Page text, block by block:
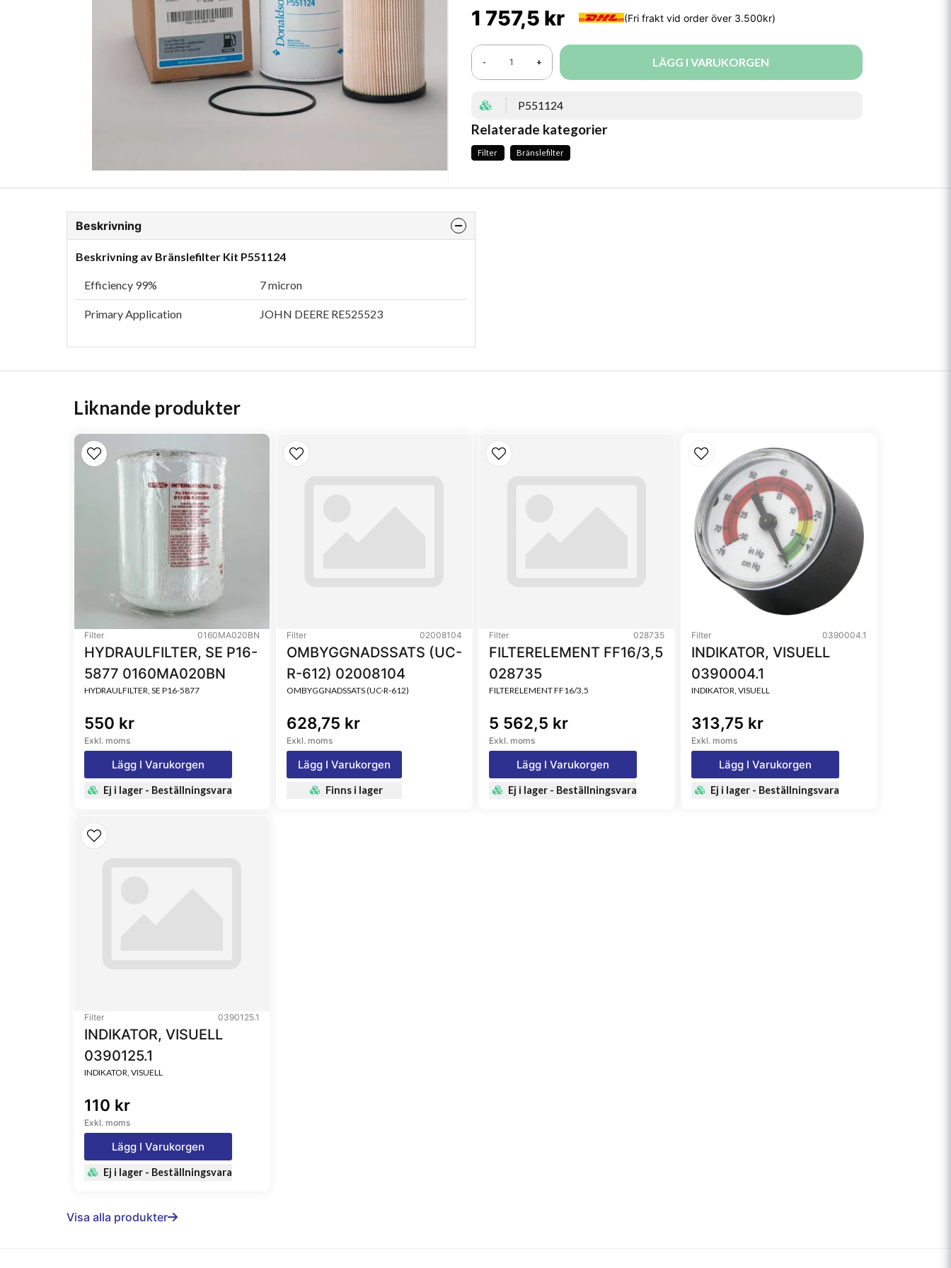
Fordonskem
Motorolja tunga fordon
1 757,5 kr
- + LÄGG I VARUKORGEN
P551124
Relaterade kategorier
Filter Bränslefilter
Beskrivning
Beskrivning av Bränslefilter Kit P551124
Efficiency 99% 7 micron
Primary Application JOHN DEERE RE525523
Liknande produkter
Filter 0160MA020BN
HYDRAULFILTER, SE P16-
5877 0160MA020BN
HYDRAULFILTER, SE P16-5877
550 kr
Exkl. moms
Lägg I Varukorgen
Ej i lager - Beställningsvara
Filter 02008104
OMBYGGNADSSATS (UC-
R-612) 02008104
OMBYGGNADSSATS (UC-R-612)
628,75 kr
Exkl. moms
Lägg I Varukorgen
Finns i lager
Filter 028735
FILTERELEMENT FF16/3,5
028735
FILTERELEMENT FF16/3,5
5 562,5 kr
Exkl. moms
Lägg I Varukorgen
Ej i lager - Beställningsvara
Filter 0390004.1
INDIKATOR, VISUELL
0390004.1
INDIKATOR, VISUELL
313,75 kr
Exkl. moms
Lägg I Varukorgen
Ej i lager - Beställningsvara
Filter 0390125.1
INDIKATOR, VISUELL
0390125.1
INDIKATOR, VISUELL
110 kr
Exkl. moms
Lägg I Varukorgen
Ej i lager - Beställningsvara
Visa alla produkter